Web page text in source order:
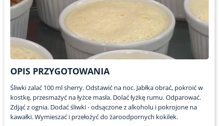
OPIS PRZYGOTOWANIA
Śliwki zalać 100 ml sherry. Odstawić na noc. Jabłka obrać, pokroić w
kostkę, przesmażyć na łyżce masła. Dolać łyżkę rumu. Odparować.
Zdjąć z ognia. Dodać śliwki - odsączone z alkoholu i pokrojone na
kawałki. Wymieszać i przełożyć do żaroodpornych kokilek.